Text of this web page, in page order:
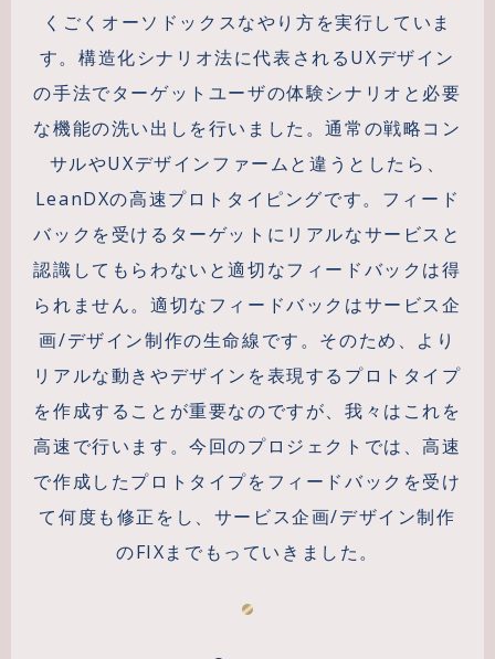
くごくオーソドックスなやり方を実行していま
す。構造化シナリオ法に代表されるUXデザイン
の手法でターゲットユーザの体験シナリオと必要
な機能の洗い出しを行いました。通常の戦略コン
サルやUXデザインファームと違うとしたら、
LeanDXの高速プロトタイピングです。フィード
バックを受けるターゲットにリアルなサービスと
認識してもらわないと適切なフィードバックは得
られません。適切なフィードバックはサービス企
画/デザイン制作の生命線です。そのため、より
リアルな動きやデザインを表現するプロトタイプ
を作成することが重要なのですが、我々はこれを
高速で行います。今回のプロジェクトでは、高速
で作成したプロトタイプをフィードバックを受け
て何度も修正をし、サービス企画/デザイン制作
のFIXまでもっていきました。